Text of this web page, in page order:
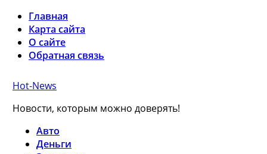
Главная
Карта сайта
О сайте
Обратная связь
Hot-News
Новости, которым можно доверять!
Авто
Деньги